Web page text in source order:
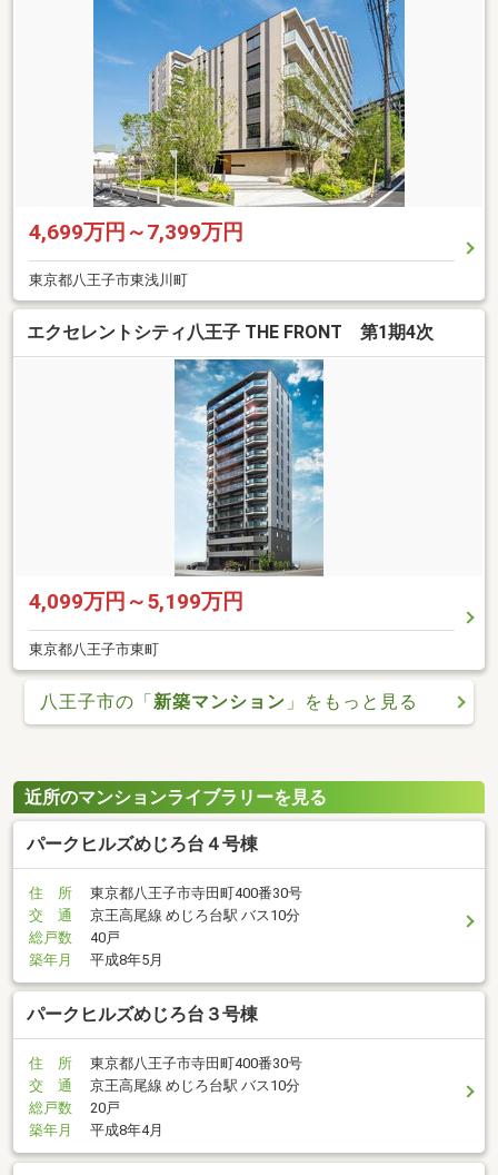
4,699万円～7,399万円
東京都八王子市東浅川町
エクセレントシティ八王子 THE FRONT 第1期4次
4,099万円～5,199万円
東京都八王子市東町
八王子市の「新築マンション 」をもっと見る
近所のマンションライブラリーを見る
パークヒルズめじろ台４号棟
住 所
東京都八王子市寺田町400番30号
交 通
京王高尾線 めじろ台駅 バス10分
総戸数
40戸
築年月
平成8年5月
パークヒルズめじろ台３号棟
住 所
東京都八王子市寺田町400番30号
交 通
京王高尾線 めじろ台駅 バス10分
総戸数
20戸
築年月
平成8年4月